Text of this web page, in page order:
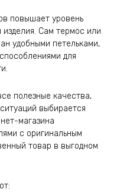
повышает уровень
изделия. Сам термос или
удобными петельками,
для
полезные качества,
выбирается
магазина
с оригинальным
товар в выгодном